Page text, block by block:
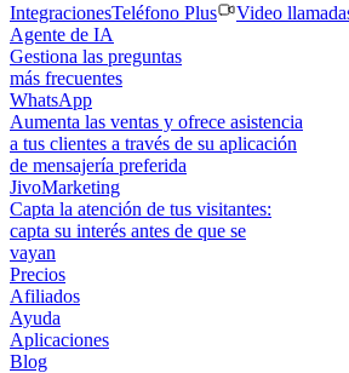
IntegracionesTeléfono Plus Video
Agente de IA
Gestiona las preguntas
más frecuentes
WhatsApp
Aumenta las ventas y ofrece asistencia
a tus clientes a través de su aplicación
de mensajería preferida
JivoMarketing
Capta la atención de tus visitantes:
capta su interés antes de que se
vayan
Precios
Afiliados
Ayuda
Aplicaciones
Blog